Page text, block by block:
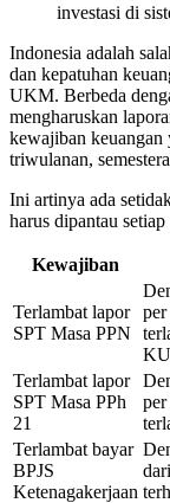
investasi di
Indonesia adalah
dan kepatuhan
UKM. Berbeda
mengharuskan
kewajiban keuangan
triwulanan,
Ini artinya ada
harus dipantau
Kewajiban
Terlambat lapor
SPT Masa PPN
Terlambat lapor
SPT Masa PPh
21
Terlambat bayar
BPJS
Ketenagakerjaan